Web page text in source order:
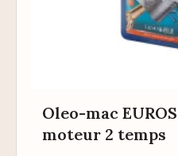
Oleo-mac
moteur 2 temps